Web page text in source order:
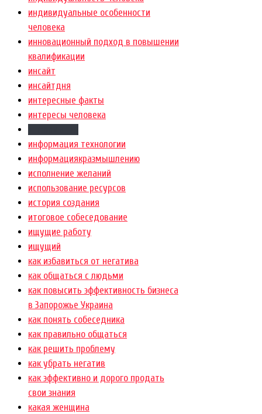
индивидуальные особенности
человека
инновационный подход в повышении
квалификации
инсайт
инсайтдня
интересные факты
интересы человека
информация технологии
информациякразмышлению
исполнение желаний
использование ресурсов
история создания
итоговое собеседование
ищущие работу
ищущий
как избавиться от негатива
как общаться с людьми
как повысить эффективность бизнеса
в Запорожье Украина
как понять собеседника
как правильно общаться
как решить проблему
как убрать негатив
как эффективно и дорого продать
свои знания
какая женщина